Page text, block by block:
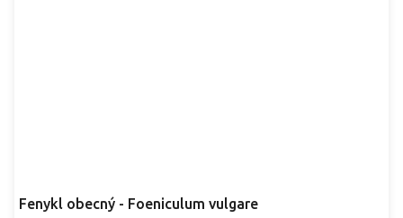
Fenykl obecný - Foeniculum vulgare